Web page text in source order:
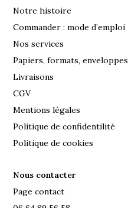
Notre histoire
Commander : mode d’emploi
Nos services
Papiers, formats, enveloppes
Livraisons
CGV
Mentions légales
Politique de confidentilité
Politique de cookies
Nous contacter
Page contact